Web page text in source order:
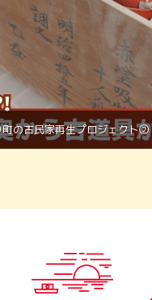
町の古民家再生プロジェクト②